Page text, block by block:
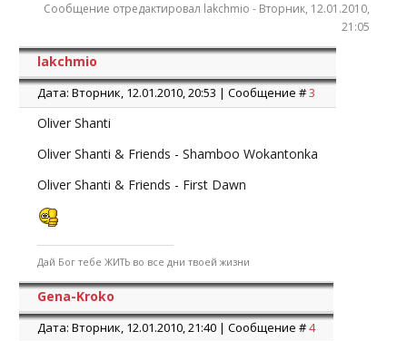
Сообщение отредактировал lakchmio - Вторник, 12.01.2010,
21:05
lakchmio
Дата: Вторник, 12.01.2010, 20:53 | Сообщение #3
Oliver Shanti
Oliver Shanti & Friends - Shamboo Wokantonka
Oliver Shanti & Friends - First Dawn
Дай Бог тебе ЖИТЬ во все дни твоей жизни
Gena-Kroko
Дата: Вторник, 12.01.2010, 21:40 | Сообщение #4